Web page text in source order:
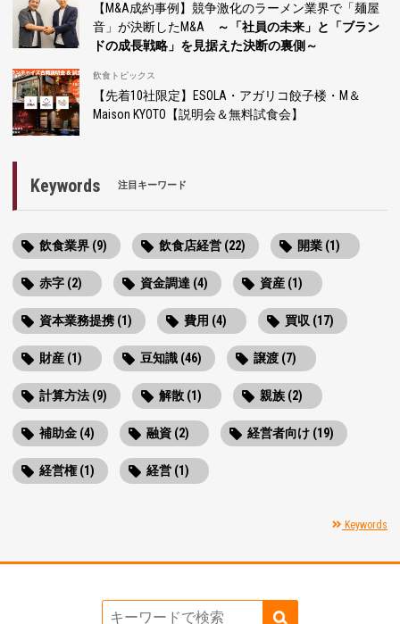
【M&A成約事例】競争激化のラーメン業界で「麺屋
音」が決断したM&A
～「社員の未来」と「ブラン
ドの成長戦略」を見据えた決断の裏側～
飲食トピックス
【先着10社限定】ESOLA・アガリコ餃子楼・M＆
Maison KYOTO【説明会＆無料試食会】
Keywords 注目キーワード
飲食業界 (9) 飲食店経営 (22) 開業 (1)
赤字 (2) 資金調達 (4) 資産 (1)
資本業務提携 (1) 費用 (4) 買収 (17)
財産 (1) 豆知識 (46) 譲渡 (7)
計算方法 (9) 解散 (1) 親族 (2)
補助金 (4) 融資 (2) 経営者向け (19)
経営権 (1) 経営 (1)
Keywords